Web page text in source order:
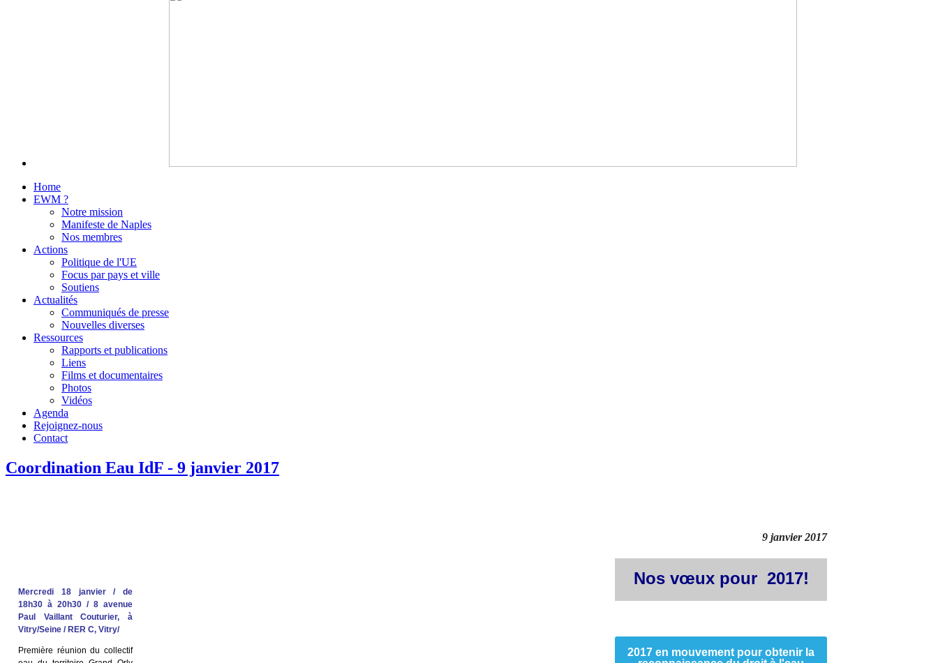
Home
EWM ?
Notre mission
Manifeste de Naples
Nos membres
Actions
Politique de l'UE
Focus par pays et ville
Soutiens
Actualités
Communiqués de presse
Nouvelles diverses
Ressources
Rapports et publications
Liens
Films et documentaires
Photos
Vidéos
Agenda
Rejoignez-nous
Contact
Coordination Eau IdF - 9 janvier 2017
9 janvier 2017
Nos vœux pour 2017!
2017 en mouvement pour obtenir la
Mercredi 18 janvier / de
18h30 à 20h30 / 8 avenue
Paul Vaillant Couturier, à
Vitry/Seine / RER C, Vitry/
Première réunion du collectif